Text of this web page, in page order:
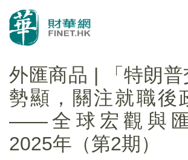
外匯商品 | 「特朗
勢顯，關注就職後
——全球宏觀與
2025年（第2期）